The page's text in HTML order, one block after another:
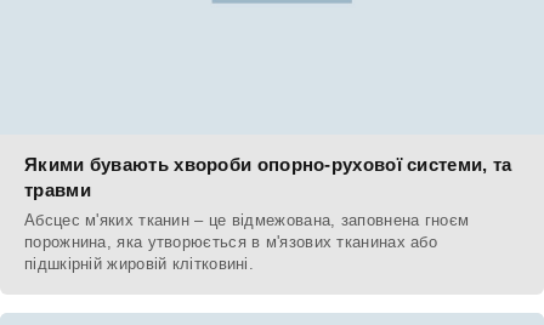
Якими бувають хвороби опорно-рухової системи, та
травми
Абсцес м'яких тканин – це відмежована, заповнена гноєм
порожнина, яка утворюється в м'язових тканинах або
підшкірній жировій клітковині.